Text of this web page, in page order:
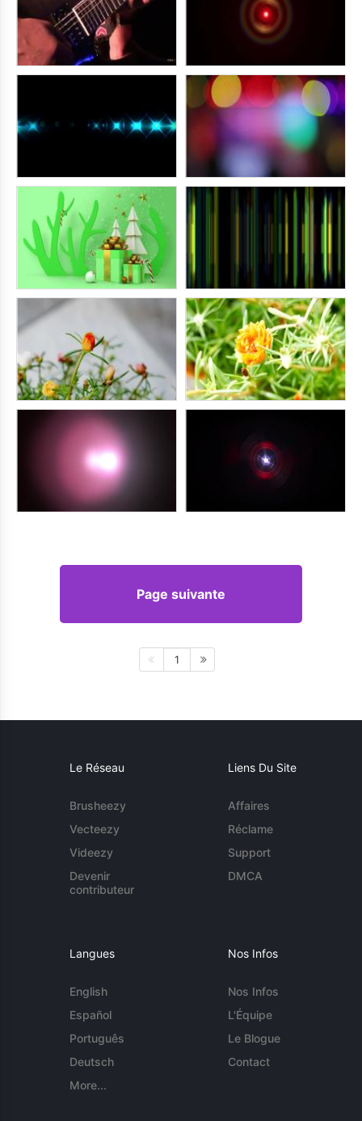
Page suivante
1
Le Réseau
Brusheezy
Vecteezy
Videezy
Devenir
contributeur
Liens Du Site
Affaires
Réclame
Support
DMCA
Langues
English
Español
Português
Deutsch
More...
Nos Infos
Nos Infos
L'Équipe
Le Blogue
Contact